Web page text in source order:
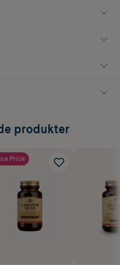
produkter
Price